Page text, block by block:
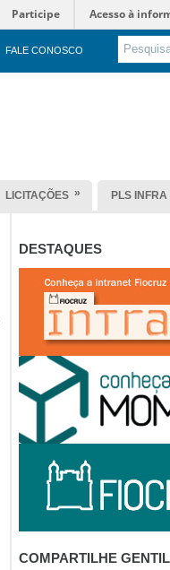
Participe Acesso à
FALE CONOSCO
LICITAÇÕES » PLS INFRA
DESTAQUES
COMPARTILHE